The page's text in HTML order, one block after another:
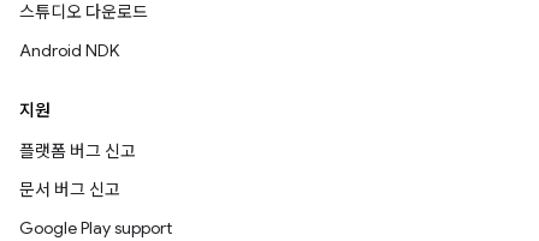
스튜디오 다운로드
Android NDK
지원
플랫폼 버그 신고
문서 버그 신고
Google Play support